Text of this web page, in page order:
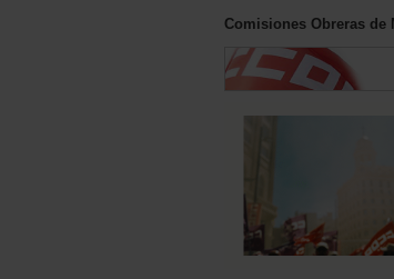
Comisiones Obreras de